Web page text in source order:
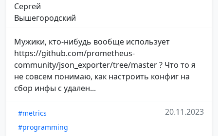
Сергей
Вышегородский
Мужики, кто-нибудь вообще использует
https://github.com/prometheus-
community/json_exporter/tree/master ? Что то я
не совсем понимаю, как настроить конфиг на
сбор инфы с удален...
#metrics
#programming
20.11.2023